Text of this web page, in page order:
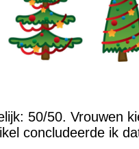
50/50. Vrouwen
concludeerde ik